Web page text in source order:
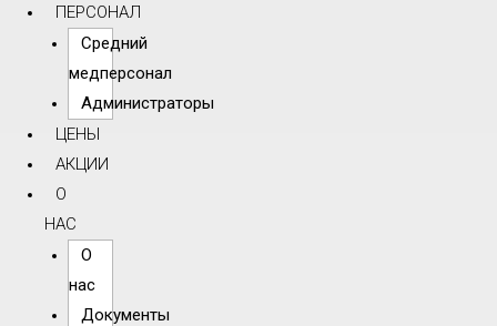
ПЕРСОНАЛ
Средний
медперсонал
Администраторы
ЦЕНЫ
АКЦИИ
О
НАС
О
нас
Документы